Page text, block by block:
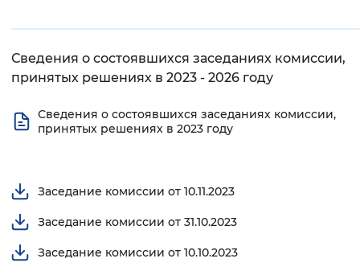
Воспроизвести Остановить
Вернуть стандартные настройки
Сведения о состоявшихся заседаниях комиссии,
принятых решениях в 2023 - 2026 году
Сведения о состоявшихся заседаниях комиссии,
принятых решениях в 2023 году
Заседание комиссии от 10.11.2023
Заседание комиссии от 31.10.2023
Заседание комиссии от 10.10.2023